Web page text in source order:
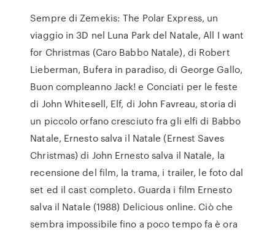
Sempre di Zemekis: The Polar Express, un
viaggio in 3D nel Luna Park del Natale, All I want
for Christmas (Caro Babbo Natale), di Robert
Lieberman, Bufera in paradiso, di George Gallo,
Buon compleanno Jack! e Conciati per le feste
di John Whitesell, Elf, di John Favreau, storia di
un piccolo orfano cresciuto fra gli elfi di Babbo
Natale, Ernesto salva il Natale (Ernest Saves
Christmas) di John Ernesto salva il Natale, la
recensione del film, la trama, i trailer, le foto dal
set ed il cast completo. Guarda i film Ernesto
salva il Natale (1988) Delicious online. Ciò che
sembra impossibile fino a poco tempo fa è ora